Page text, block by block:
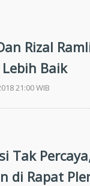
Rizal
Baik
21:00 WIB
Tak
di Rapat